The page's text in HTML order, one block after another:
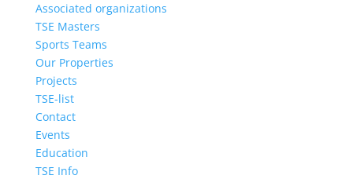
Associated organizations
TSE Masters
Sports Teams
Our Properties
Projects
TSE-list
Contact
Events
Education
TSE Info